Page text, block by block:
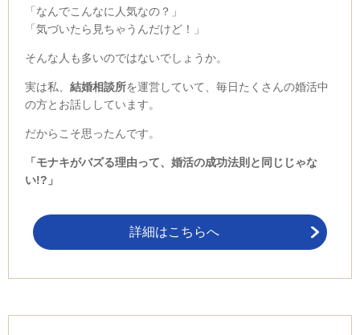
「なんでこんなに人気なの？」
「気づいたら見ちゃうんだけど！」
そんな人も多いのではないでしょうか。
実は私、 結婚相談所を運営していて、毎日たくさんの婚活中
の方とお話ししています。
だからこそ思ったんです。
「モナキがバズる理由って、婚活の成功法則と同じじゃな
い!?」
詳細はこちらへ